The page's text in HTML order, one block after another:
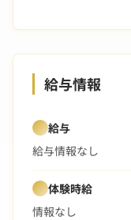
給与情報
給与
給与情報なし
体験時給
情報なし